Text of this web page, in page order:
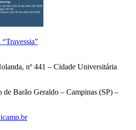
nº 441 – Cidade Universitária
Barão Geraldo – Campinas (SP) –